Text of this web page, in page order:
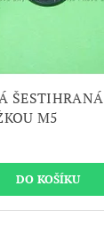
M5